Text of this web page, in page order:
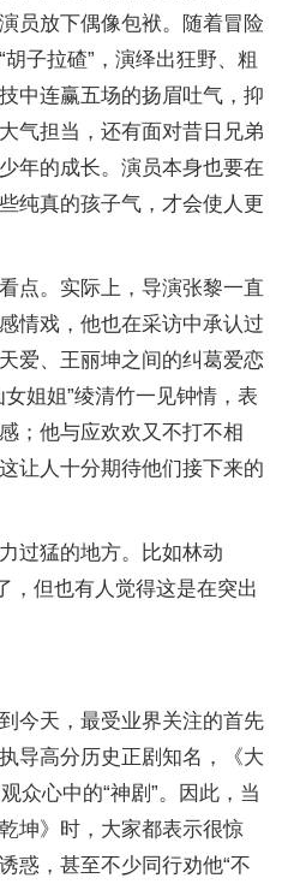
员放下偶像包袱。随着冒险
子拉碴”，演绎出狂野、粗
中连赢五场的扬眉吐气，抑
气担当，还有面对昔日兄弟
年的成长。演员本身也要在
纯真的孩子气，才会使人更
点。实际上，导演张黎一直
情戏，他也在采访中承认过
爱、王丽坤之间的纠葛爱恋
姐姐”绫清竹一见钟情，表
；他与应欢欢又不打不相
让人十分期待他们接下来的
过猛的地方。比如林动
，但也有人觉得这是在突出
今天，最受业界关注的首先
导高分历史正剧知名，《大
众心中的“神剧”。因此，当
坤》时，大家都表示很惊
惑，甚至不少同行劝他“不